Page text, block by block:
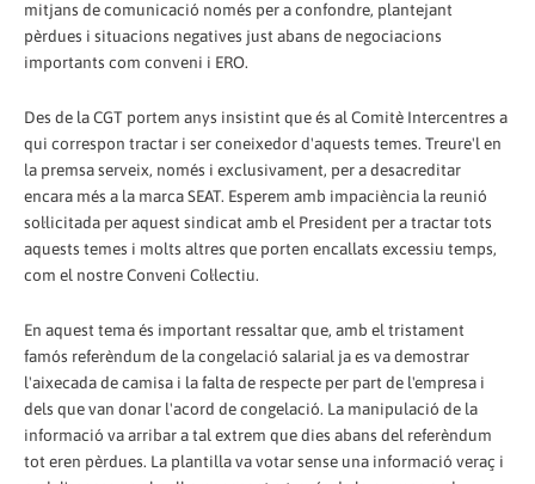
mitjans de comunicació només per a confondre, plantejant
pèrdues i situacions negatives just abans de negociacions
importants com conveni i ERO.
Des de la CGT portem anys insistint que és al Comitè Intercentres a
qui correspon tractar i ser coneixedor d'aquests temes. Treure'l en
la premsa serveix, només i exclusivament, per a desacreditar
encara més a la marca SEAT. Esperem amb impaciència la reunió
sol·licitada per aquest sindicat amb el President per a tractar tots
aquests temes i molts altres que porten encallats excessiu temps,
com el nostre Conveni Col·lectiu.
En aquest tema és important ressaltar que, amb el tristament
famós referèndum de la congelació salarial ja es va demostrar
l'aixecada de camisa i la falta de respecte per part de l'empresa i
dels que van donar l'acord de congelació. La manipulació de la
informació va arribar a tal extrem que dies abans del referèndum
tot eren pèrdues. La plantilla va votar sense una informació veraç i